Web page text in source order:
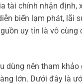
tài chính nhận định,
biến lạm phát, lãi
uy tín là vô cùng
dùng nên tham khảo
lớn. Dưới đây là